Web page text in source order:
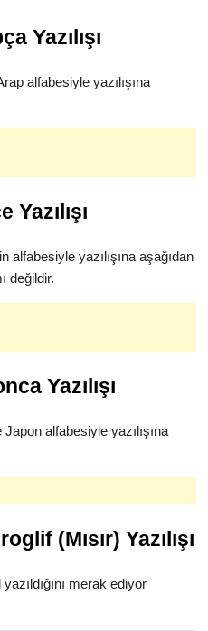
Yazılışı
alfabesiyle yazılışına
yazılışına aşağıdan
değildir.
Yazılışı
alfabesiyle yazılışına
(Mısır) Yazılışı
merak ediyor